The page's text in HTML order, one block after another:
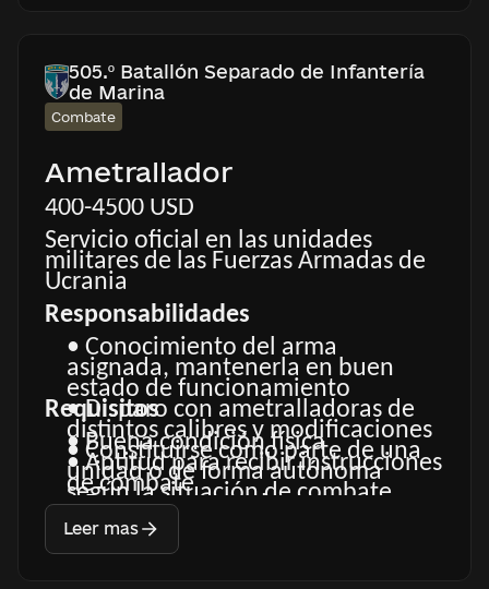
505.º Batallón Separado de Infantería
de Marina
Combate
Ametrallador
400-4500 USD
Servicio oficial en las unidades
militares de las Fuerzas Armadas de
Ucrania
Responsabilidades
• Conocimiento del arma
asignada, mantenerla en buen
estado de funcionamiento
• Disparo con ametralladoras de
distintos calibres y modificaciones
• Constituirse como parte de una
unidad o de forma autónoma
según la situación de combate
• Cumplimiento de misiones de
combate según las órdenes del
comandante
Requisitos
• Buena condición física
• Aptitud para recibir instrucciones
de combate
• Deseo de aprender y
perfeccionar sus habilidades
• Cumplimiento de misiones de
Leer mas